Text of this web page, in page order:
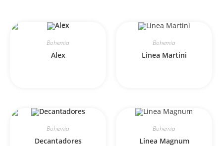
Bohemia
Alex
Bohemia
Linea Martini
Bohemia
Decantadores
Bohemia
Linea Magnum